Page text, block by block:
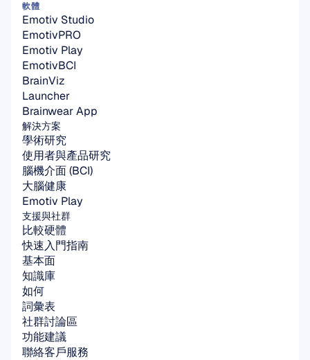
解決方案
學術研究
使用者與產品研究
腦機介面 (BCI)
大腦健康
Emotiv Play
軟體
Emotiv Studio
EmotivPRO
Emotiv Play
EmotivBCI
BrainViz
Launcher
Brainwear App
支援與社群
比較硬體
快速入門指南
基本面
知識庫
如何
詞彙表
社群討論區
功能建議
聯絡客戶服務